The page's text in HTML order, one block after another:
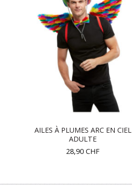
AILES À PLUMES ARC EN CIEL
ADULTE
28,90 CHF